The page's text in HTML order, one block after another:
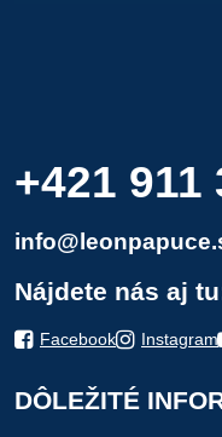
+421
Nájdete nás aj
Facebook Instagram
DÔLEŽITÉ